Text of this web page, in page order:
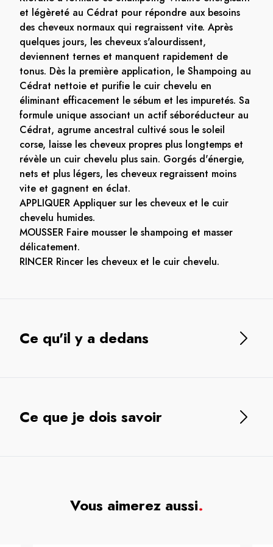
et légèreté au Cédrat pour répondre aux besoins
des cheveux normaux qui regraissent vite. Après
quelques jours, les cheveux s'alourdissent,
deviennent ternes et manquent rapidement de
tonus. Dès la première application, le Shampoing au
Cédrat nettoie et purifie le cuir chevelu en
éliminant efficacement le sébum et les impuretés. Sa
formule unique associant un actif séboréducteur au
Cédrat, agrume ancestral cultivé sous le soleil
corse, laisse les cheveux propres plus longtemps et
révèle un cuir chevelu plus sain. Gorgés d'énergie,
nets et plus légers, les cheveux regraissent moins
vite et gagnent en éclat.
APPLIQUER Appliquer sur les cheveux et le cuir
chevelu humides.
MOUSSER Faire mousser le shampoing et masser
délicatement.
RINCER Rincer les cheveux et le cuir chevelu.
Ce qu'il y a dedans
Ce que je dois savoir
Vous aimerez aussi.